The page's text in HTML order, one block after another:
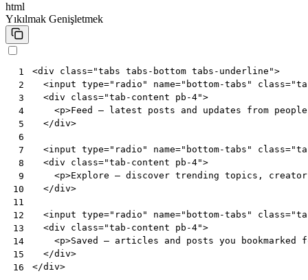
html
Yıkılmak Genişletmek
1
2
3
4
5
6
7
8
9
10
11
12
13
14
15
16
<div class="tabs tabs-bottom tabs-underline">
<input type="radio" name="bottom-tabs" class=
<div class="tab-content pb-4">
<p>Feed — latest posts and updates from
</div>
<input type="radio" name="bottom-tabs" class=
<div class="tab-content pb-4">
<p>Explore — discover trending topics,
</div>
<input type="radio" name="bottom-tabs" class=
<div class="tab-content pb-4">
<p>Saved — articles and posts you
</div>
</div>